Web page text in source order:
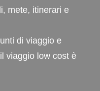
mete, itinerari e
di viaggio e
viaggio low cost è